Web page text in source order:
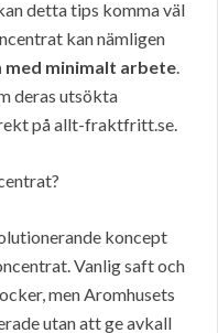
detta tips komma väl
kan nämligen
minimalt arbete.
deras utsökta
på allt-fraktfritt.se.
koncept
Vanlig saft och
men Aromhusets
utan att ge avkall